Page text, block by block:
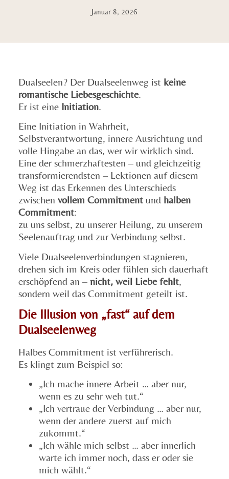
Januar 8, 2026
Dualseelen? Der Dualseelenweg ist keine
romantische Liebesgeschichte.
Er ist eine Initiation.
Eine Initiation in Wahrheit,
Selbstverantwortung, innere Ausrichtung und
volle Hingabe an das, wer wir wirklich sind.
Eine der schmerzhaftesten – und gleichzeitig
transformierendsten – Lektionen auf diesem
Weg ist das Erkennen des Unterschieds
zwischen vollem Commitmentund halben
Commitment:
zu uns selbst, zu unserer Heilung, zu unserem
Seelenauftrag und zur Verbindung selbst.
Viele Dualseelenverbindungen stagnieren,
drehen sich im Kreis oder fühlen sich dauerhaft
erschöpfend an – nicht, weil Liebe fehlt,
sondern weil das Commitment geteilt ist.
Die Illusion von „fast“ auf dem
Dualseelenweg
Halbes Commitment ist verführerisch.
Es klingt zum Beispiel so:
„Ich mache innere Arbeit … aber nur,
wenn es zu sehr weh tut.“
„Ich vertraue der Verbindung … aber nur,
wenn der andere zuerst auf mich
zukommt.“
„Ich wähle mich selbst … aber innerlich
warte ich immer noch, dass er oder sie
mich wählt.“